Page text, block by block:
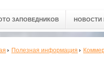
ЗАПОВЕДНИКОВ НОВОСТИ
Полезная информация